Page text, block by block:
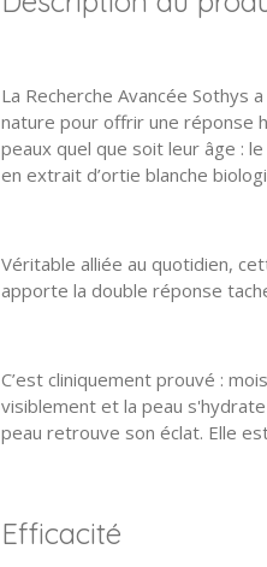
La Recherche Avancée Sothys
nature pour offrir une réponse
peaux quel que soit leur âge :
en extrait d’ortie blanche
Véritable alliée au quotidien,
apporte la double réponse
C’est cliniquement prouvé :
visiblement et la peau
peau retrouve son éclat. Elle
Efficacité